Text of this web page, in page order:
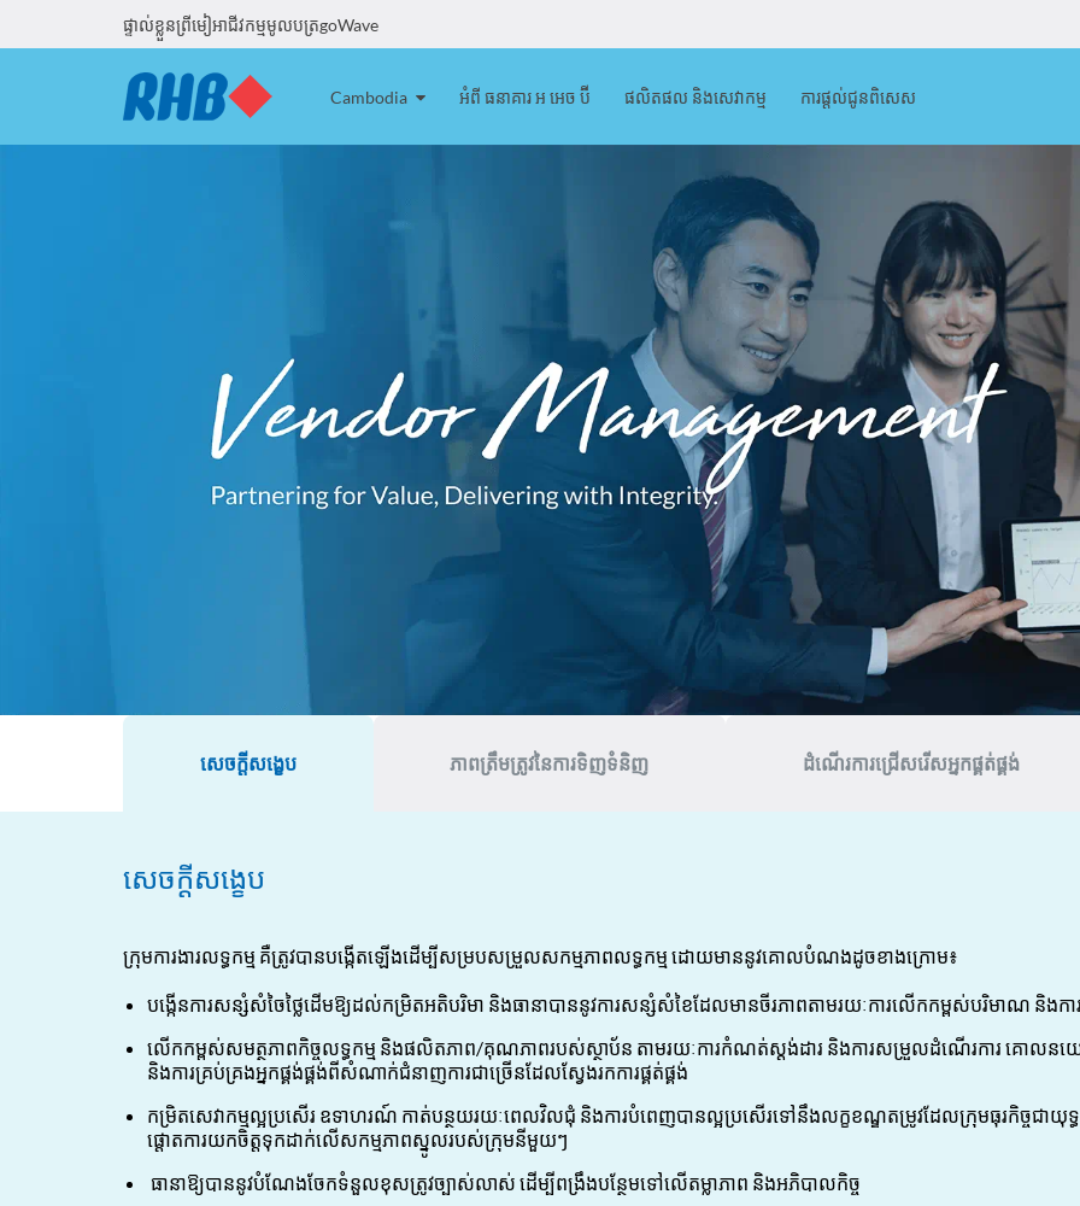
ផ្ទាល់ខ្លួនព្រីមៀអាជីវកម្មមូលបត្រgoWave
Cambodia អំពី ធនាគារ អ អេច ប៊ី ផលិតផល និងសេវាកម្ម ការផ្តល់ជូនពិសេស
សេចក្តីសង្ខេប ភាពត្រឹមត្រូវនៃការទិញទំនិញ ដំណើរការជ្រើសរើសអ្នកផ្គត់ផ្គង់
សេចក្តីសង្ខេប
ក្រុមការងារលទ្ធកម្ម គឺត្រូវបានបង្កើតឡើងដើម្បីសម្របសម្រួលសកម្មភាពលទ្ធកម្ម ដោយមាននូវគោលបំណងដូចខាងក្រោម៖
បង្កើនការសន្សំសំចៃថ្លៃដើមឱ្យដល់កម្រិតអតិបរិមា និងធានាបាននូវការសន្សំសំខៃដែលមានចីរភាពតាមរយៈការលើកកម្ពស់បរិមាណ និងការធ្
លើកកម្ពស់សមត្ថភាពកិច្ចលទ្ធកម្ម និងផលិតភាព/គុណភាពរបស់ស្ថាប័ន តាមរយៈការកំណត់ស្តង់ដារ និងការសម្រួលដំណើរការ គោលន
និងការគ្រប់គ្រងអ្នកផ្គង់ផ្គង់ពីសំណាក់ជំនាញការជាច្រើនដែលស្វែងរកការផ្គត់ផ្គង់
កម្រិតសេវាកម្មល្អប្រសើរ ឧទាហរណ៍ កាត់បន្ថយរយៈពេលវិលជុំ និងការបំពេញបានល្អប្រសើរទៅនឹងលក្ខខណ្ឌតម្រូវដែលក្រុមធុរកិច្ចជាយុទ្ធស
ផ្ដោតការយកចិត្តទុកដាក់លើសកម្មភាពស្នូលរបស់ក្រុមនីមួយៗ
ធានាឱ្យបាននូវបំណែងចែកទំនួលខុសត្រូវច្បាស់លាស់ ដើម្បីពង្រឹងបន្ថែមទៅលើតម្លាភាព និងអភិបាលកិច្ច